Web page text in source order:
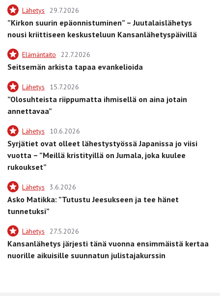
Lähetys 29.7.2026
”Kirkon suurin epäonnistuminen” – Juutalaislähetys
nousi kriittiseen keskusteluun Kansanlähetyspäivillä
Elämäntaito 22.7.2026
Seitsemän arkista tapaa evankelioida
Lähetys 15.7.2026
”Olosuhteista riippumatta ihmisellä on aina jotain
annettavaa”
Lähetys 10.6.2026
Syrjätiet ovat olleet lähestystyössä Japanissa jo viisi
vuotta – ”Meillä kristityillä on Jumala, joka kuulee
rukoukset”
Lähetys 3.6.2026
Asko Matikka: ”Tutustu Jeesukseen ja tee hänet
tunnetuksi”
Lähetys 27.5.2026
Kansanlähetys järjesti tänä vuonna ensimmäistä kertaa
nuorille aikuisille suunnatun julistajakurssin